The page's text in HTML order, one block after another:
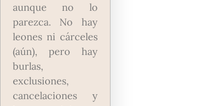
aunque no lo
parezca. No hay
leones ni cárceles
(aún), pero hay
burlas,
exclusiones,
cancelaciones y